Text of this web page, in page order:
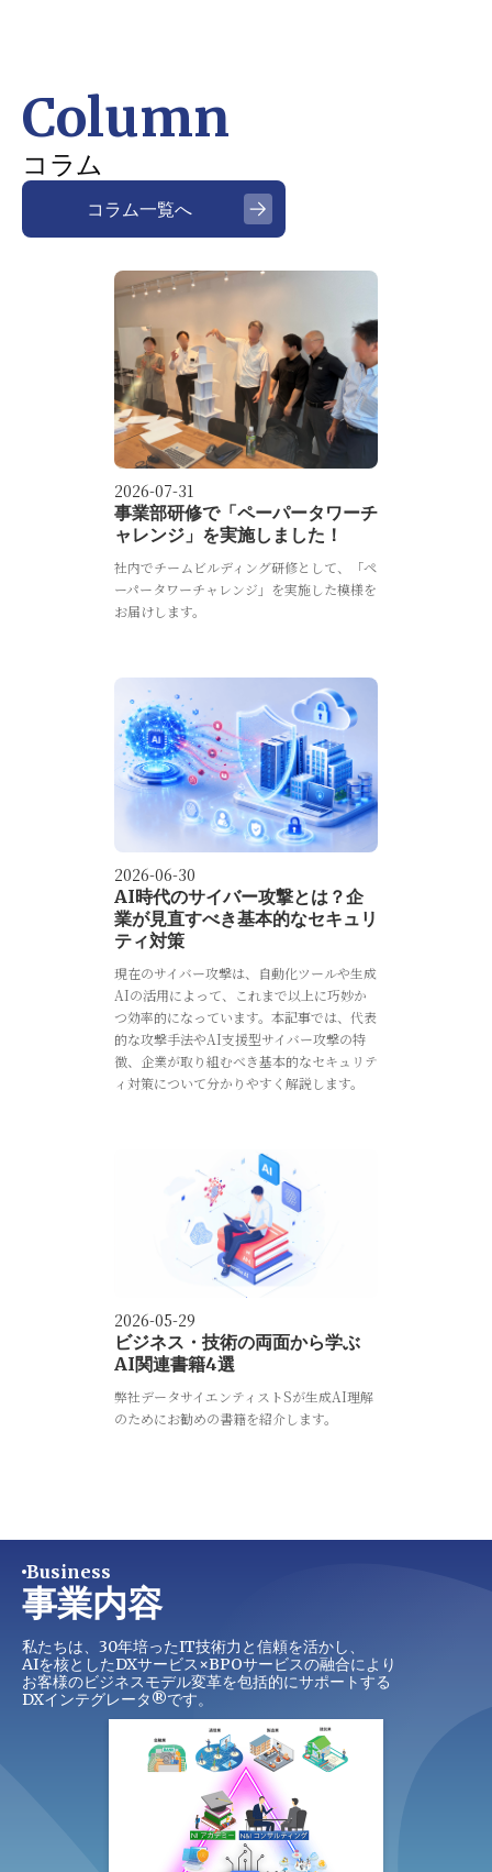
Column
コラム
コラム一覧へ
2026-07-31
事業部研修で「ペーパータワーチ
ャレンジ」を実施しました！
社内でチームビルディング研修として、「ペ
ーパータワーチャレンジ」を実施した模様を
お届けします。
2026-06-30
AI時代のサイバー攻撃とは？企
業が見直すべき基本的なセキュリ
ティ対策
現在のサイバー攻撃は、自動化ツールや生成
AIの活用によって、これまで以上に巧妙か
つ効率的になっています。本記事では、代表
的な攻撃手法やAI支援型サイバー攻撃の特
徴、企業が取り組むべき基本的なセキュリテ
ィ対策について分かりやすく解説します。
2026-05-29
ビジネス・技術の両面から学ぶ
AI関連書籍4選
‍弊社データサイエンティストSが生成AI理解
のためにお勧めの書籍を紹介します。
Business
事業内容
私たちは、30年培ったIT技術力と信頼を活かし、
AIを核としたDXサービス×BPOサービスの融合により
お客様のビジネスモデル変革を包括的にサポートする
DXインテグレータ®です。